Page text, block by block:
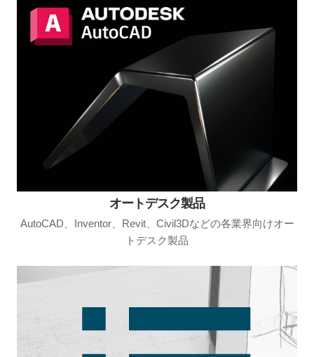
オートデスク製品
AutoCAD、Inventor、Revit、Civil3Dなどの各業界向けオー
トデスク製品